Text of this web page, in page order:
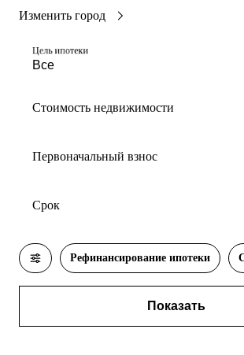
Изменить город
Цель ипотеки
Стоимость недвижимости
Первоначальный взнос
Срок
Показать
Рефинансирование ипотеки